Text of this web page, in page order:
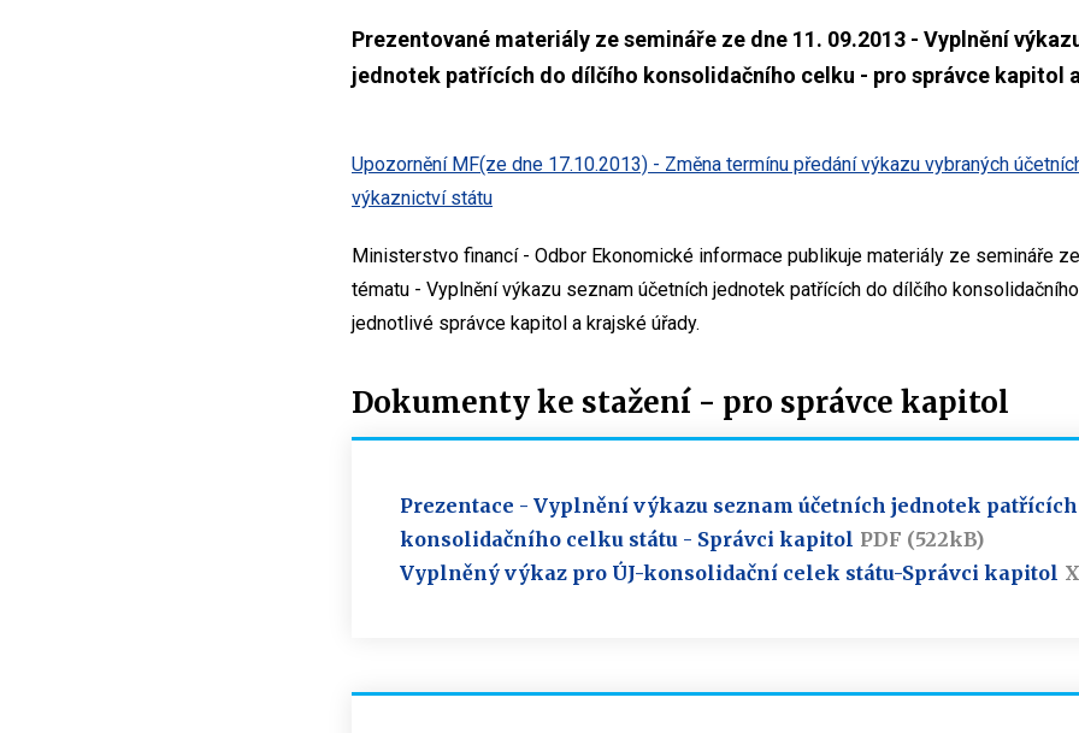
Prezentované materiály ze semináře ze dne 11. 09.2013 - Vyplnění
jednotek patřících do dílčího konsolidačního celku - pro správce kapitol
Upozornění MF(ze dne 17.10.2013) - Změna termínu předání výkazu vybraných
výkaznictví státu
Ministerstvo financí - Odbor Ekonomické informace publikuje materiály ze semináře
tématu - Vyplnění výkazu seznam účetních jednotek patřících do dílčího
jednotlivé správce kapitol a krajské úřady.
Dokumenty ke stažení - pro správce kapitol
Prezentace - Vyplnění výkazu seznam účetních jednotek
konsolidačního celku státu - Správci kapitol PDF (522kB)
Vyplněný výkaz pro ÚJ-konsolidační celek státu-Správci kapitol